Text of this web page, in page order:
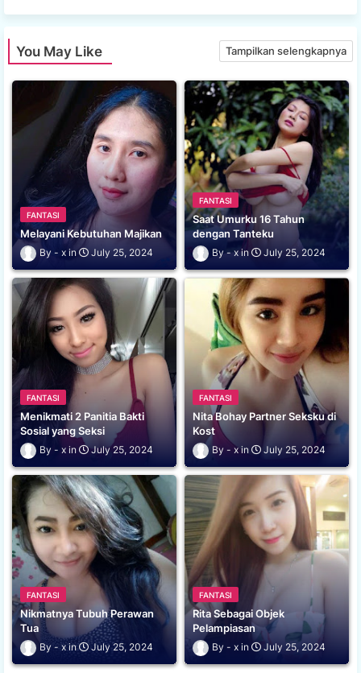
You May Like Tampilkan selengkapnya
FANTASI
Melayani Kebutuhan Majikan
x July 25, 2024
FANTASI
Saat Umurku 16 Tahun
dengan Tanteku
x July 25, 2024
FANTASI
Menikmati 2 Panitia Bakti
Sosial yang Seksi
x July 25, 2024
FANTASI
Nita Bohay Partner Seksku di
Kost
x July 25, 2024
FANTASI
Nikmatnya Tubuh Perawan
Tua
x July 25, 2024
FANTASI
Rita Sebagai Objek
Pelampiasan
x July 25, 2024